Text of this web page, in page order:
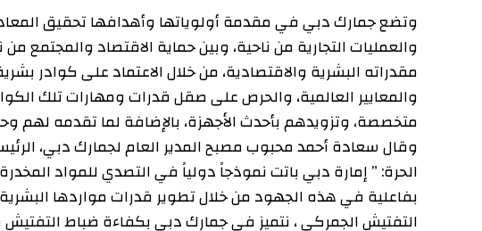
وتضع جمارك دبي في مقدمة أولوياتها وأهدافها تحقيق المعادلة
والعمليات التجارية من ناحية، وبين حماية الاقتصاد والمجتمع من
مقدراته البشرية والاقتصادية، من خلال الاعتماد على كوادر
والمعايير العالمية، والحرص على صقل قدرات ومهارات تلك الكوادر
متخصصة، وتزويدهم بأحدث الأجهزة، بالإضافة لما تقدمه لهم وحدات
وقال سعادة أحمد محبوب مصبح المدير العام لجمارك دبي، الرئيس
الحرة: ” إمارة دبي باتت نموذجاً دولياً في التصدي للمواد المخدرة
بفاعلية في هذه الجهود من خلال تطوير قدرات مواردها البشرية